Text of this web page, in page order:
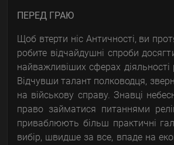
ПЕРЕД ГРАЮ
Щоб втерти ніс Античності, ви
робите відчайдушні спроби
найважливіших сферах
Відчувши талант полководця,
на військову справу. Знавці
право займатися питаннями
приваблюють більш практичні
вибір, швидше за все, впаде на